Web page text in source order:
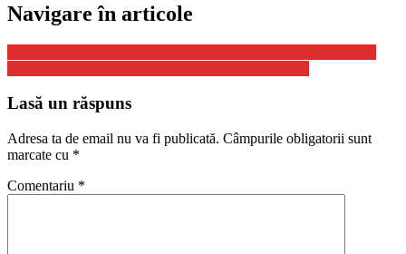
Navigare în articole
Lasă un răspuns
Adresa ta de email nu va fi publicată. Câmpurile obligatorii sunt
marcate cu *
Comentariu *